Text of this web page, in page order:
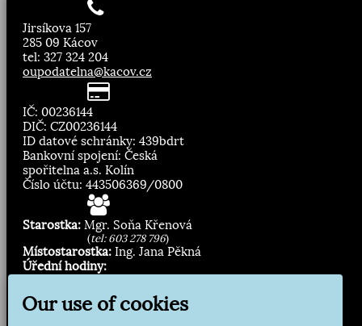
Jirsíkova 157
285 09 Kácov
tel: 327 324 204
oupodatelna@kacov.cz
IČ: 00236144
DIČ: CZ00236144
ID datové schránky: 439bdrt
Bankovní spojení: Česká
spořitelna a.s. Kolín
Číslo účtu: 443506369/0800
Starostka: Mgr. Soňa Křenová
(tel: 603 278 796)
Místostarostka: Ing. Jana Pěkná
Úřední hodiny:
13:00 - 16:30
Our use of cookies